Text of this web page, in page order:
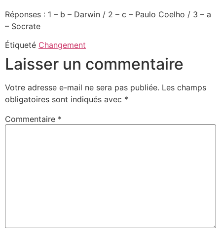
Réponses : 1 – b – Darwin / 2 – c – Paulo Coelho / 3 – a
– Socrate
Étiqueté Changement
Laisser un commentaire
Votre adresse e-mail ne sera pas publiée. Les champs
obligatoires sont indiqués avec *
Commentaire *